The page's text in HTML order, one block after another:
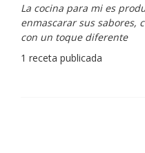
La cocina para mi es
enmascarar sus sabores,
con un toque diferente
1 receta publicada